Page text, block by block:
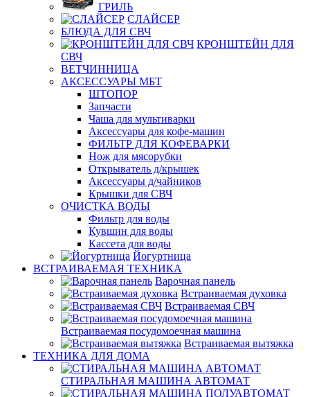
ГРИЛЬ
СЛАЙСЕР
БЛЮДА ДЛЯ СВЧ
КРОНШТЕЙН ДЛЯ
СВЧ
ВЕТЧИННИЦА
АКСЕССУАРЫ МБТ
ШТОПОР
Запчасти
Чаша для мультиварки
Аксессуары для кофе-машин
ФИЛЬТР ДЛЯ КОФЕВАРКИ
Нож для мясорубки
Открыватель д/крышек
Аксессуары д/чайников
Крышки для СВЧ
ОЧИСТКА ВОДЫ
Фильтр для воды
Кувшин для воды
Кассета для воды
Йогуртница
ВСТРАИВАЕМАЯ ТЕХНИКА
Варочная панель
Встраиваемая духовка
Встраиваемая СВЧ
Встраиваемая посудомоечная машина
Встраиваемая вытяжка
ТЕХНИКА ДЛЯ ДОМА
СТИРАЛЬНАЯ МАШИНА АВТОМАТ